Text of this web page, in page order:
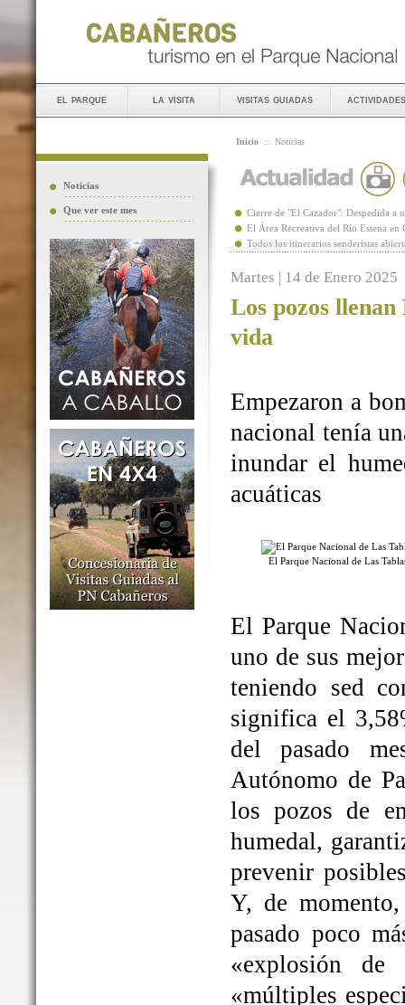
el parque la visita visitas guiadas actividades
Noticias
Que ver este mes
Inicio :: Noticias
Cierre de "El Cazador": Despedida a
El Área Recreativa del Río Estena
Todos los itinerarios senderistas
Martes | 14 de Enero 2025
Los pozos
vida
Empezaron a
nacional tenía
inundar el
acuáticas
El Parque Nacional de Las
El Parque
uno de sus
teniendo sed
significa el
del pasado
Autónomo de
los pozos de
humedal,
prevenir
Y, de
pasado poco
«explosión
«múltiples